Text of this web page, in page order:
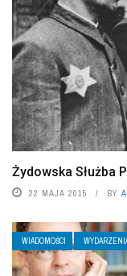
Żydowska Służba
22 MAJA 2015 BY
WIADOMOŚCI